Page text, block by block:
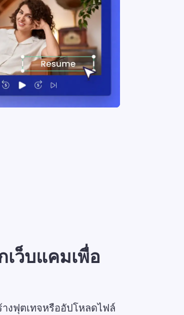
ว็บแคมเพื่อ
งฟุตเทจหรืออัปโหลดไฟล์